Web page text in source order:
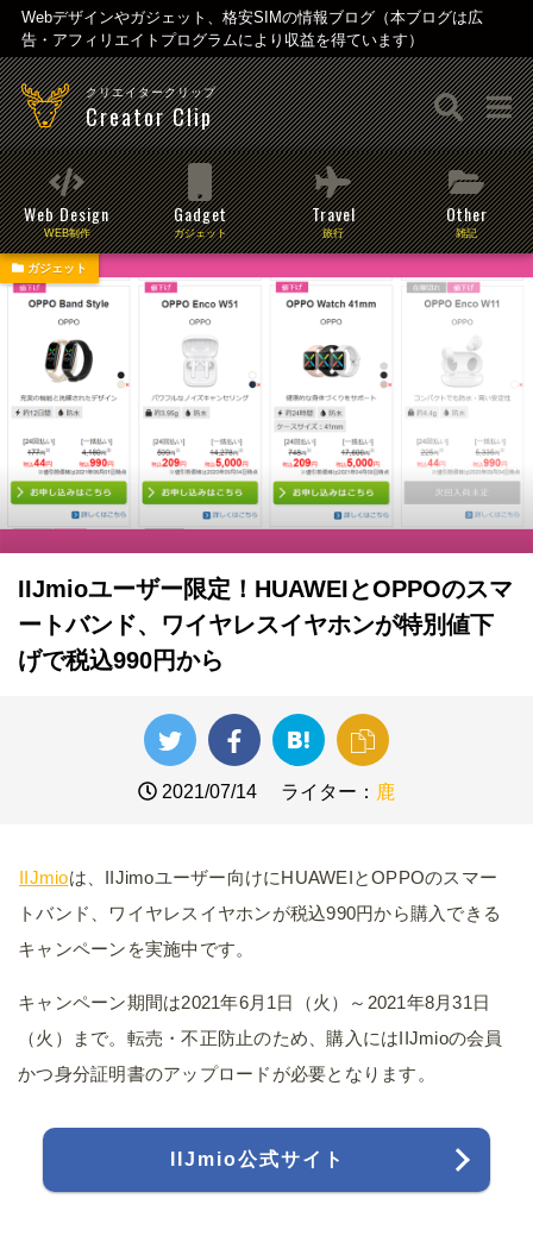
Webデザインやガジェット、格安SIMの情報ブログ（本ブログは広
告・アフィリエイトプログラムにより収益を得ています）
クリエイタークリップ
Creator Clip
Web Design
WEB制作
Gadget
ガジェット
Travel
旅行
Other
雑記
ガジェット
IIJmioユーザー限定！HUAWEIとOPPOのスマ
ートバンド、ワイヤレスイヤホンが特別値下
げで税込990円から
2021/07/14 ライター： 鹿
IIJmioは、IIJimoユーザー向けにHUAWEIとOPPOのスマー
トバンド、ワイヤレスイヤホンが税込990円から購入できる
キャンペーンを実施中です。
キャンペーン期間は2021年6月1日（火）～2021年8月31日
（火）まで。転売・不正防止のため、購入にはIIJmioの会員
かつ身分証明書のアップロードが必要となります。
IIJmio公式サイト